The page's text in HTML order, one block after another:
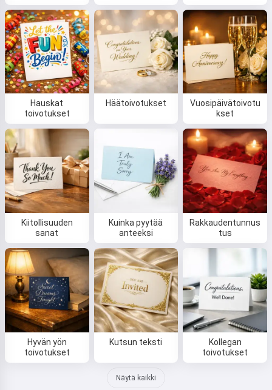
Hauskat
toivotukset
Häätoivotukset
Vuosipäivätoivotu
kset
Kiitollisuuden
sanat
Kuinka pyytää
anteeksi
Rakkaudentunnus
tus
Hyvän yön
toivotukset
Kutsun teksti
Kollegan
toivotukset
Näytä kaikki